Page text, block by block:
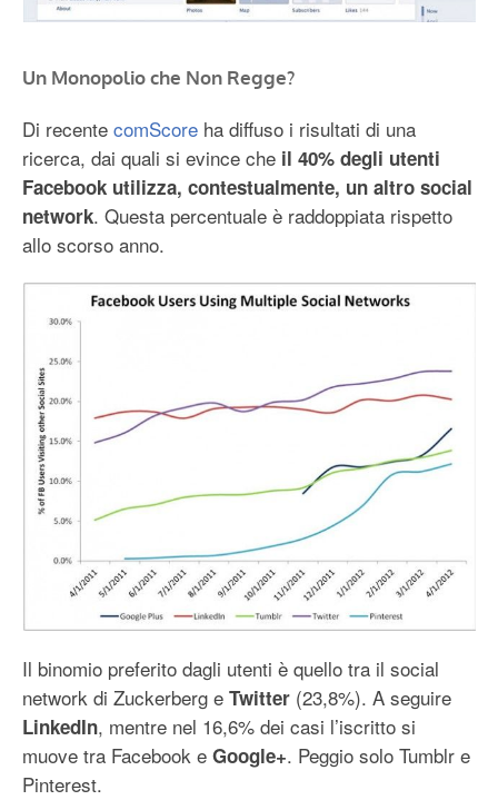
Un Monopolio che Non Regge?
Di recente comScore ha diffuso i risultati di una
ricerca, dai quali si evince che il 40% degli utenti
Facebook utilizza, contestualmente, un altro social
network. Questa percentuale è raddoppiata rispetto
allo scorso anno.
Il binomio preferito dagli utenti è quello tra il social
network di Zuckerberg e Twitter (23,8%). A seguire
LinkedIn, mentre nel 16,6% dei casi l’iscritto si
muove tra Facebook e Google+. Peggio solo Tumblr e
Pinterest.